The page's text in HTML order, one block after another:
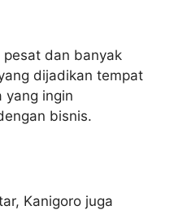
dan banyak
dijadikan tempat
yang ingin
bisnis.
Kanigoro juga